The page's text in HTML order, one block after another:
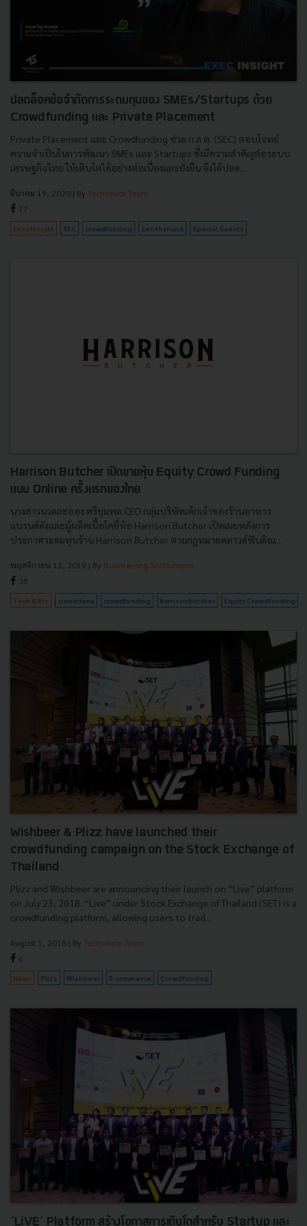
ปลดล็อคข้อจำกัดการระดมทุนของ SMEs/Startups ด้วย
Crowdfunding และ Private Placement
Private Placement และ Crowdfunding ช่วย ก.ล.ต. (SEC) ตอบโจทย์
ความจำเป็นในการพัฒนา SMEs และ Startups ซึ่งมีความสำคัญต่อระบบ
เศรษฐกิจไทย ให้เติบโตได้อย่างต่อเนื่องและยั่งยืน จึงได้ปลด...
มีนาคม 19, 2020 | By Techsauce Team
77
Exec Insight SEC crowdfunding sec-thailand Special Guests
Harrison Butcher เปิดขายหุ้น Equity Crowd Funding
แบบ Online ครั้งแรกของไทย
นางสาวนวลละออง ศรีชุมพล CEO กลุ่มบริษัทเค้กเจ้าของร้านอาหาร
แบรนด์ดังและผู้ผลิตเนื้อโคยี่ห้อ Harrison Butcher เปิดเผยหลังการ
ประกาศระดมทุนร้าน Harrison Butcher ตามกฏหมายคลาวด์ฟันดิงแ...
พฤศจิกายน 12, 2019 | By Nuanla-ong Srichumpon
35
Tech & Biz sinwattana crowdfunding harrisonbutcher Equity Crowdfunding
Wishbeer & Plizz have launched their
crowdfunding campaign on the Stock Exchange of
Thailand
Plizz and Wishbeer are announcing their launch on “Live” platform
on July 23, 2018. “Live” under Stock Exchange of Thailand (SET) is a
crowdfunding platform, allowing users to trad...
August 1, 2018 | By Techsauce Team
6
News Plizz Wishbeer E-commerce Crowdfunding
‘LiVE’ Platform สร้างโอกาสการเติบโตสำหรับ Startup และ